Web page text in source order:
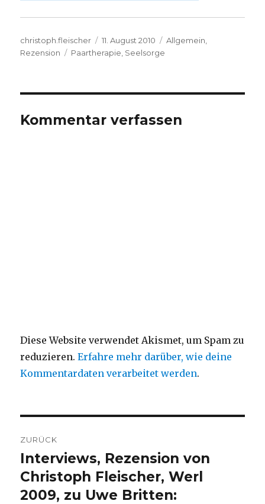
Autor
christoph.fleischer
Veröffentlicht
am
11. August 2010 Kategorien
Allgemein
Rezension
Schlagwörter
Paartherapie Seelsorge
Kommentar verfassen
Diese Website verwendet Akismet, um Spam zu
reduzieren.Erfahre mehr darüber, wie deine
Kommentardaten verarbeitet werden.
ZURÜCK
Vorheriger
Beitrag:
Interviews, Rezension von
Christoph Fleischer, Werl
2009, zu Uwe Britten: